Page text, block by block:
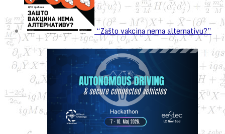
“Zašto vakcina nema alternativu?”